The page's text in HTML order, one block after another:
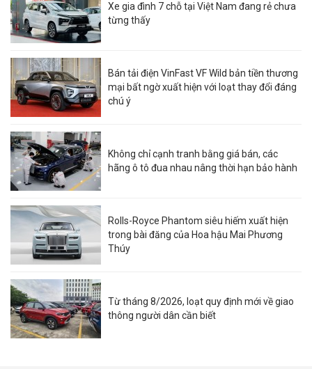
Xe gia đình 7 chỗ tại Việt Nam đang rẻ chưa
từng thấy
Bán tải điện VinFast VF Wild bản tiền thương
mại bất ngờ xuất hiện với loạt thay đổi đáng
chú ý
Không chỉ cạnh tranh bằng giá bán, các
hãng ô tô đua nhau nâng thời hạn bảo hành
Rolls-Royce Phantom siêu hiếm xuất hiện
trong bài đăng của Hoa hậu Mai Phương
Thúy
Từ tháng 8/2026, loạt quy định mới về giao
thông người dân cần biết